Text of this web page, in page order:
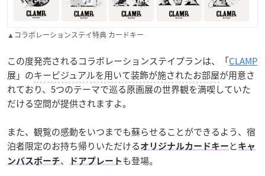
▲コラボレーションステイ特典 カードキー
この度発売されるコラボレーションステイプランは、「CLAMP
展」のキービジュアルを用いて装飾が施されたお部屋が用意さ
れており、5つのテーマで巡る原画展の世界観を満喫していた
だける空間が提供されますよ。
また、観覧の感動をいつまでも蘇らせることができるよう、宿
泊者限定のお持ち帰りいただける オリジナルカードキー と キャ
ンバスポーチ、 ドアプレート も登場。